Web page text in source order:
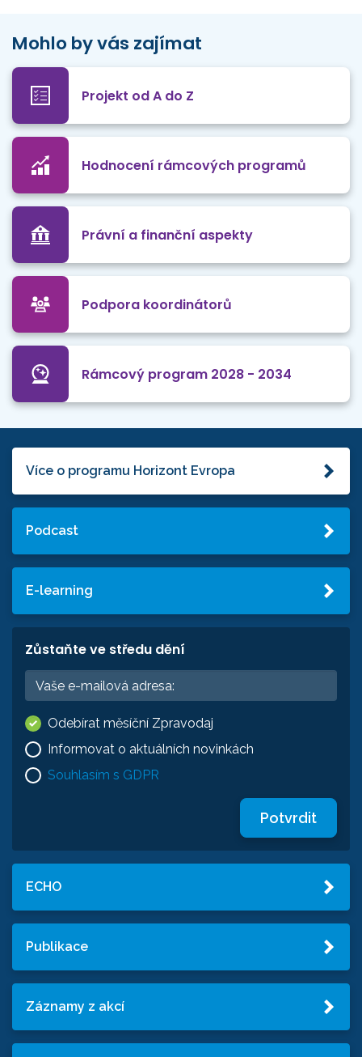
Mohlo by vás zajímat
Projekt od A do Z
Hodnocení rámcových programů
Právní a finanční aspekty
Podpora koordinátorů
Rámcový program 2028 - 2034
Více o programu Horizont Evropa
Podcast
E-learning
Zůstaňte ve středu dění
Odebírat měsíční Zpravodaj
Informovat o aktuálních novinkách
Souhlasím s GDPR
Potvrdit
ECHO
Publikace
Záznamy z akcí